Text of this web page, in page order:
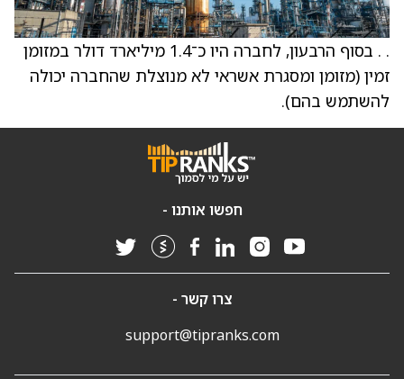
. . בסוף הרבעון, לחברה היו כ־1.4 מיליארד דולר במזומן
זמין (מזומן ומסגרת אשראי לא מנוצלת שהחברה יכולה
להשתמש בהם).
חפשו אותנו -
צרו קשר -
support@tipranks.com